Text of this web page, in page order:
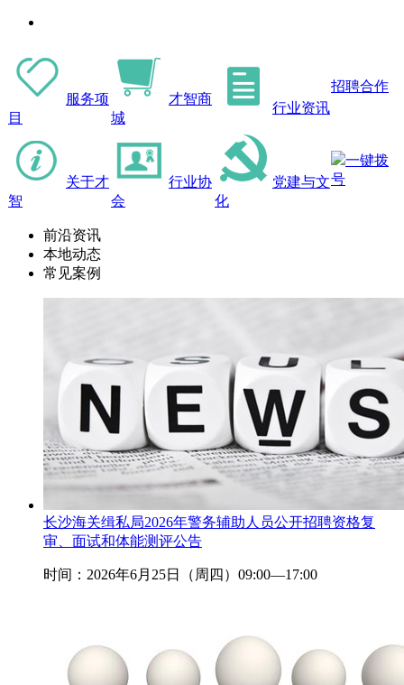
服务项
目
才智商
城
行业资讯
招聘合作
关于才
智
行业协
会
党建与文
化
一键拨
号
前沿资讯
本地动态
常见案例
长沙海关缉私局2026年警务辅助人员公开招聘资格复
审、面试和体能测评公告
时间：2026年6月25日（周四）09:00—17:00